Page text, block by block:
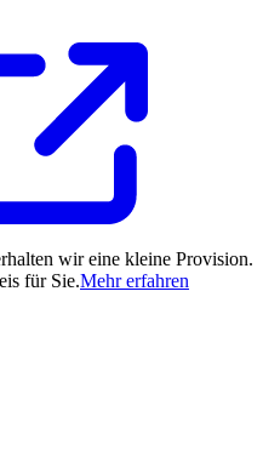
wir eine kleine Provision.
für Sie.Mehr erfahren